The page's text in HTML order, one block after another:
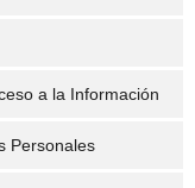
a la Información
Personales